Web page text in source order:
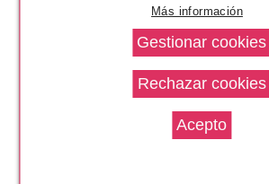
Más información